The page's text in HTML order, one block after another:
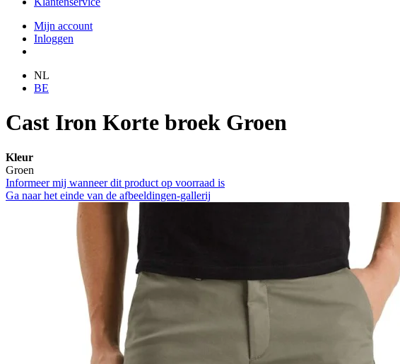
Mijn account
Inloggen
NL
BE
Cast Iron Korte broek Groen
Kleur
Groen
Informeer mij wanneer dit product op voorraad is
Ga naar het einde van de afbeeldingen-gallerij